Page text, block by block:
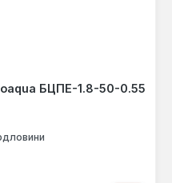
БЦПЕ-1.8-50-0.55